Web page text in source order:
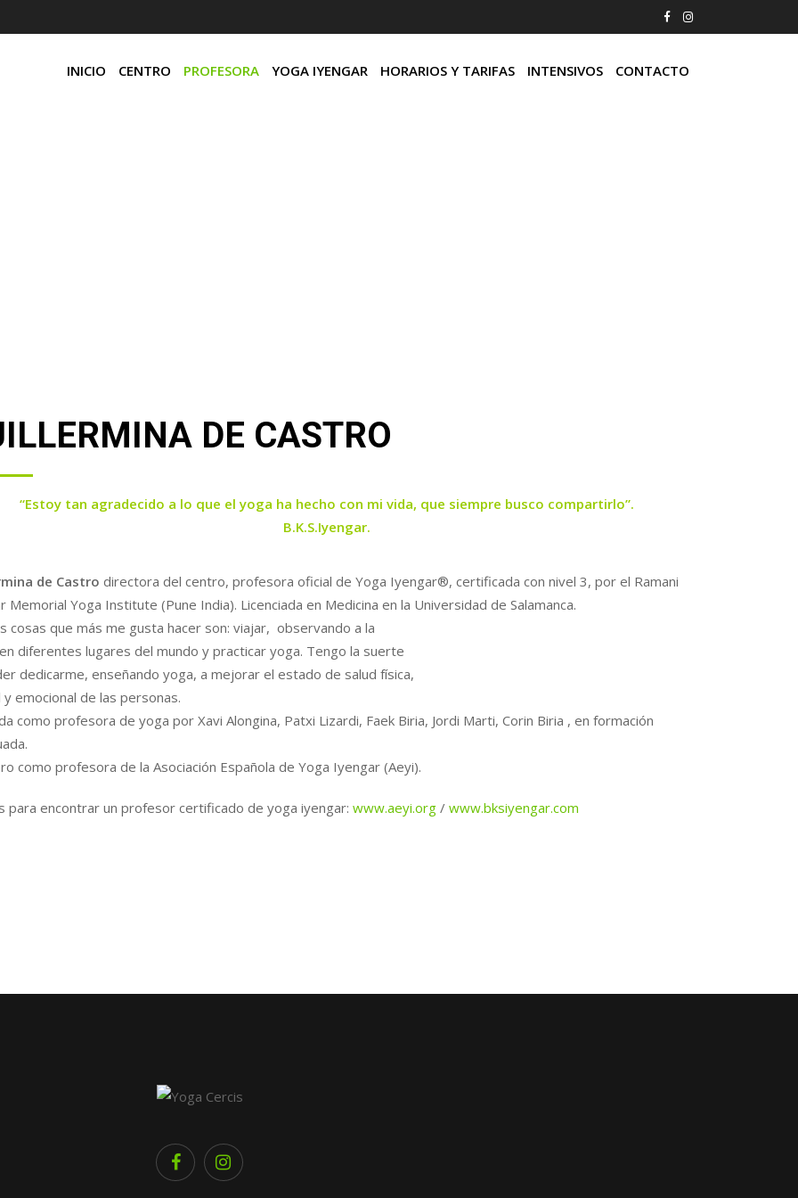
INICIO CENTRO PROFESORA YOGA IYENGAR HORARIOS Y TARIFAS INTENSIVOS CONTACTO
DE CASTRO
“Estoy tan agradecido a lo que el yoga ha hecho con mi vida, que siempre busco compartirlo”.
B.K.S.Iyengar.
de Castro directora del centro, profesora oficial de Yoga Iyengar®, certificada con nivel 3, por el Ramani
Memorial Yoga Institute (Pune India). Licenciada en Medicina en la Universidad de Salamanca.
cosas que más me gusta hacer son: viajar, observando a la
diferentes lugares del mundo y practicar yoga. Tengo la suerte
dedicarme, enseñando yoga, a mejorar el estado de salud física,
emocional de las personas.
como profesora de yoga por Xavi Alongina, Patxi Lizardi, Faek Biria, Jordi Marti, Corin Biria , en formación
como profesora de la Asociación Española de Yoga Iyengar (Aeyi).
para encontrar un profesor certificado de yoga iyengar: www.aeyi.org / www.bksiyengar.com